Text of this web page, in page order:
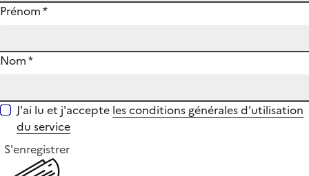
Prénom*
Nom*
J'ai lu et j'accepte les conditions générales d'utilisation
du service
S'enregistrer